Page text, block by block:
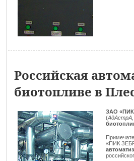
Российская
биотопливе в
ЗАО
(АдАстрА,
«ПИК